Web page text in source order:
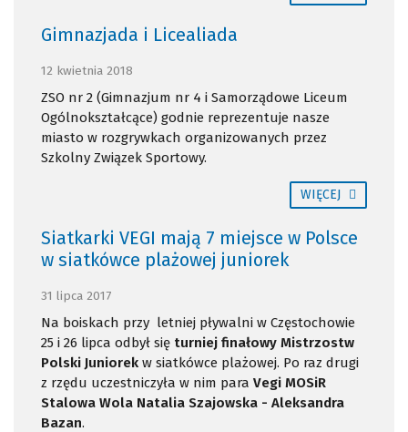
Gimnazjada i Licealiada
12 kwietnia 2018
ZSO nr 2 (Gimnazjum nr 4 i Samorządowe Liceum
Ogólnokształcące) godnie reprezentuje nasze
miasto w rozgrywkach organizowanych przez
Szkolny Związek Sportowy.
WIĘCEJ
Siatkarki VEGI mają 7 miejsce w Polsce
w siatkówce plażowej juniorek
31 lipca 2017
Na boiskach przy letniej pływalni w Częstochowie
25 i 26 lipca odbył się turniej finałowy Mistrzostw
Polski Juniorek w siatkówce plażowej. Po raz drugi
z rzędu uczestniczyła w nim para Vegi MOSiR
Stalowa Wola Natalia Szajowska - Aleksandra
Bazan.